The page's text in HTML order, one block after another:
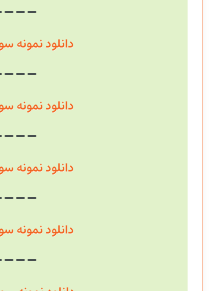
دانلود نمونه سوال
دانلود نمونه سوال
دانلود نمونه سوال
دانلود نمونه سوال